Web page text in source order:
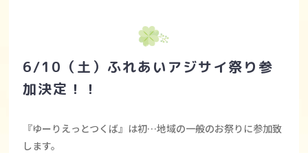
6/10（土）ふれあいアジサイ祭り参
加決定！！
『ゆーりえっとつくば』は初…地域の一般のお祭りに参加致
します。